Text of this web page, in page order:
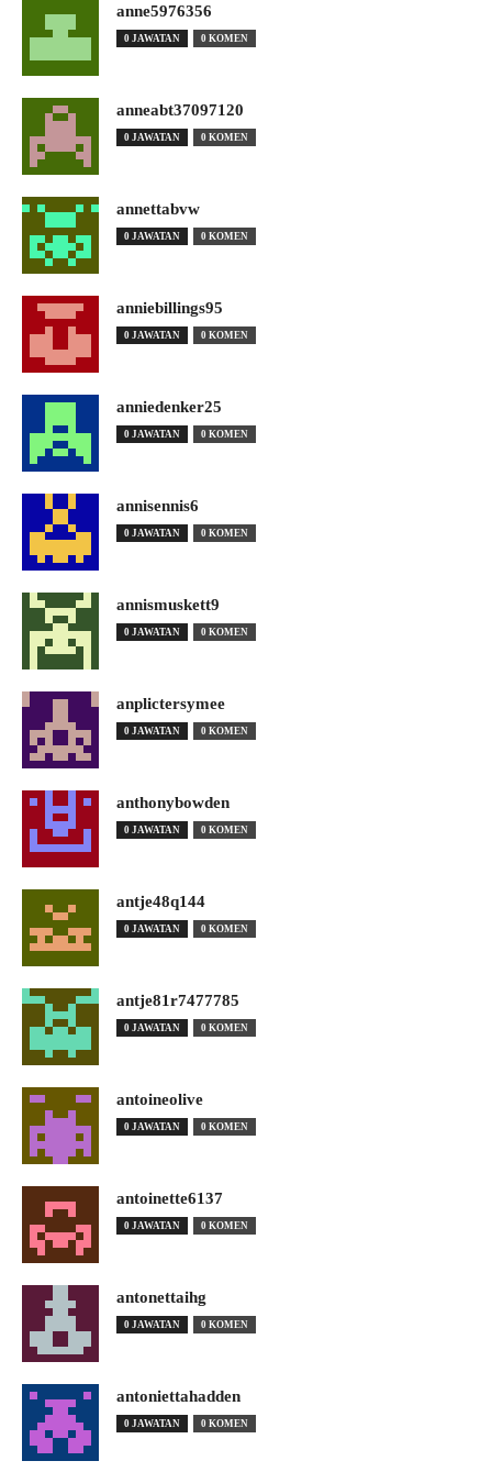
anne5976356
0 JAWATAN 0 KOMEN
anneabt37097120
0 JAWATAN 0 KOMEN
annettabvw
0 JAWATAN 0 KOMEN
anniebillings95
0 JAWATAN 0 KOMEN
anniedenker25
0 JAWATAN 0 KOMEN
annisennis6
0 JAWATAN 0 KOMEN
annismuskett9
0 JAWATAN 0 KOMEN
anplictersymee
0 JAWATAN 0 KOMEN
anthonybowden
0 JAWATAN 0 KOMEN
antje48q144
0 JAWATAN 0 KOMEN
antje81r7477785
0 JAWATAN 0 KOMEN
antoineolive
0 JAWATAN 0 KOMEN
antoinette6137
0 JAWATAN 0 KOMEN
antonettaihg
0 JAWATAN 0 KOMEN
antoniettahadden
0 JAWATAN 0 KOMEN